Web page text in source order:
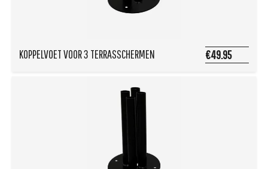
KOPPELVOET VOOR 3 TERRASSCHERMEN €49.95